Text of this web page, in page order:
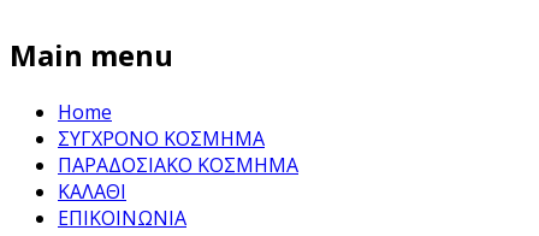
Main menu
Home
ΣΥΓΧΡΟΝΟ ΚΟΣΜΗΜΑ
ΠΑΡΑΔΟΣΙΑΚΟ ΚΟΣΜΗΜΑ
ΚΑΛΑΘΙ
ΕΠΙΚΟΙΝΩΝΙΑ